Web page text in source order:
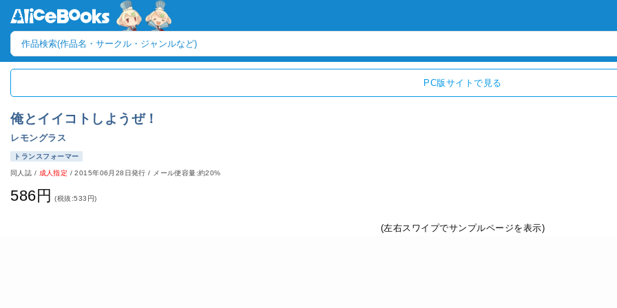
PC版サイトで見る
俺とイイコトしようぜ！
レモングラス
トランスフォーマー
同人誌 / 成人指定 /2015年06月28日発行 / メール便容量:約20%
586円 (税抜:533円)
(左右スワイプでサンプルページを表示)